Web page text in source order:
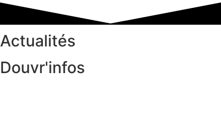
Actualités
Douvr'infos